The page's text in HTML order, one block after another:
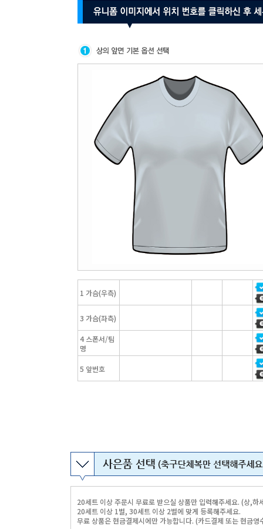
1 가슴(우측)
3 가슴(좌측)
4 스폰서/팀
명
5 앞번호
20세트 이상 주문시 무료로 받으실 상품만 입력해주세요. (상,하
20세트 이상 1벌, 30세트 이상 2벌에 맞게 등록해주세요.
무료 상품은 현금결제시에만 가능합니다. (카드결제 또는 현금